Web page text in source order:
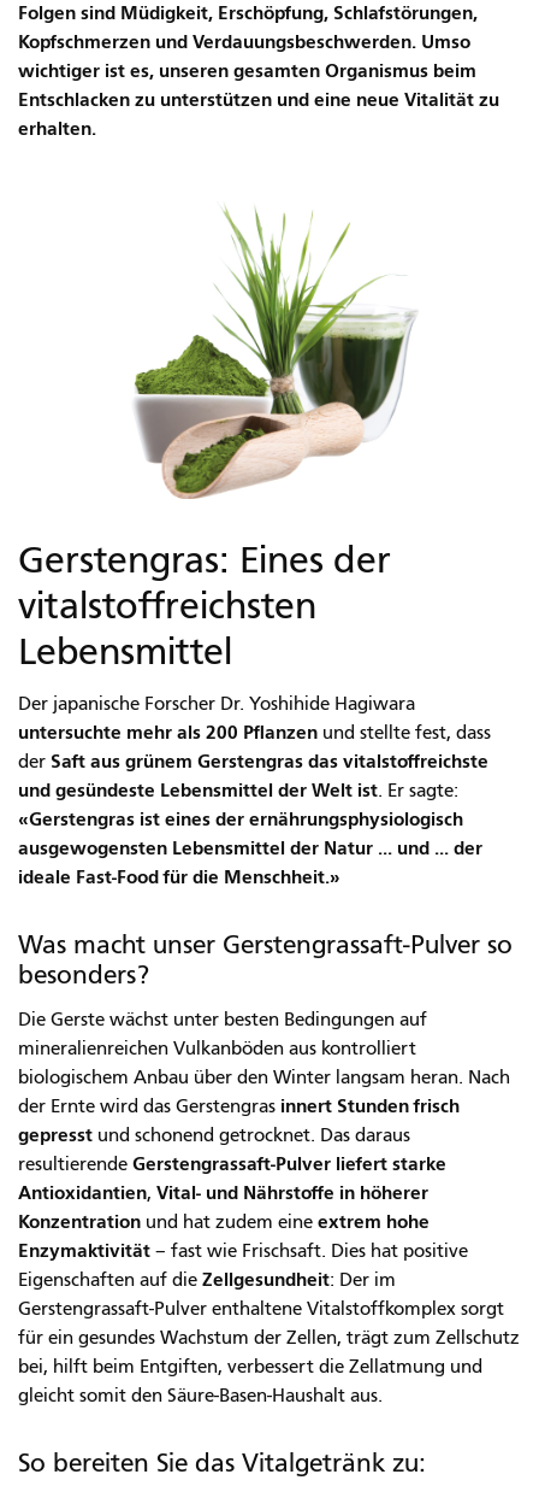
Folgen sind Müdigkeit, Erschöpfung, Schlafstörungen,
Kopfschmerzen und Verdauungsbeschwerden. Umso
wichtiger ist es, unseren gesamten Organismus beim
Entschlacken zu unterstützen und eine neue Vitalität zu
erhalten.
Gerstengras: Eines der
vitalstoffreichsten
Lebensmittel
Der japanische Forscher Dr. Yoshihide Hagiwara
untersuchte mehr als 200 Pflanzen und stellte fest, dass
der Saft aus grünem Gerstengras das vitalstoffreichste
und gesündeste Lebensmittel der Welt ist. Er sagte:
«Gerstengras ist eines der ernährungsphysiologisch
ausgewogensten Lebensmittel der Natur ... und ... der
ideale Fast-Food für die Menschheit.»
Was macht unser Gerstengrassaft-Pulver so
besonders?
Die Gerste wächst unter besten Bedingungen auf
mineralienreichen Vulkanböden aus kontrolliert
biologischem Anbau über den Winter langsam heran. Nach
der Ernte wird das Gerstengras innert Stunden frisch
gepresst und schonend getrocknet. Das daraus
resultierende Gerstengrassaft-Pulver liefert starke
Antioxidantien, Vital- und Nährstoffe in höherer
Konzentration und hat zudem eine extrem hohe
Enzymaktivität – fast wie Frischsaft. Dies hat positive
Eigenschaften auf die Zellgesundheit: Der im
Gerstengrassaft-Pulver enthaltene Vitalstoffkomplex sorgt
für ein gesundes Wachstum der Zellen, trägt zum Zellschutz
bei, hilft beim Entgiften, verbessert die Zellatmung und
gleicht somit den Säure-Basen-Haushalt aus.
So bereiten Sie das Vitalgetränk zu: